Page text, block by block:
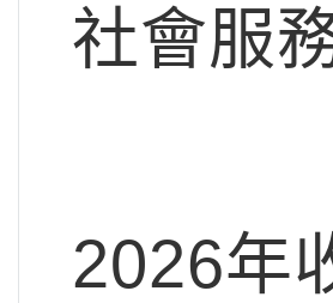
社會服
2026年